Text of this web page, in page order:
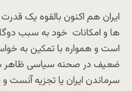
ایران هم اکنون بالقوه یک
ها و امکانات خود به سبب
است و همواره با تمکین به
ضعیف در صحنه سیاسی ظاهر
سرماندن ایران یا تجزیه